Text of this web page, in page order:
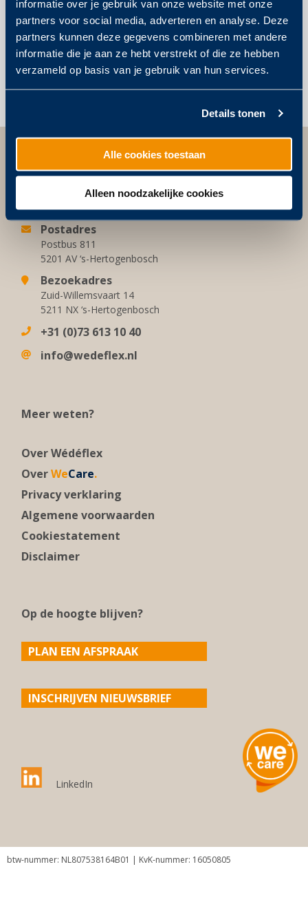
informatie over je gebruik van onze website met onze
partners voor social media, adverteren en analyse. Deze
partners kunnen deze gegevens combineren met andere
informatie die je aan ze hebt verstrekt of die ze hebben
verzameld op basis van je gebruik van hun services.
Details tonen
Alle cookies toestaan
Alleen noodzakelijke cookies
Post
CHRIS
NIJHOLT
ARNOLD
HOFMANS
Wédéflex Duurzame Daksystemen
Postadres
Postbus 811
5201 AV ‘s-Hertogenbosch
Bezoekadres
Zuid-Willemsvaart 14
5211 NX ‘s-Hertogenbosch
+31 (0)73 613 10 40
info@wedeflex.nl
Meer weten?
Over Wédéflex
OverWeCare.
Privacy verklaring
Algemene voorwaarden
Cookiestatement
Disclaimer
Op de hoogte blijven?
PLAN EEN AFSPRAAK
INSCHRIJVEN NIEUWSBRIEF
LinkedIn
btw-nummer: NL807538164B01 | KvK-nummer: 16050805